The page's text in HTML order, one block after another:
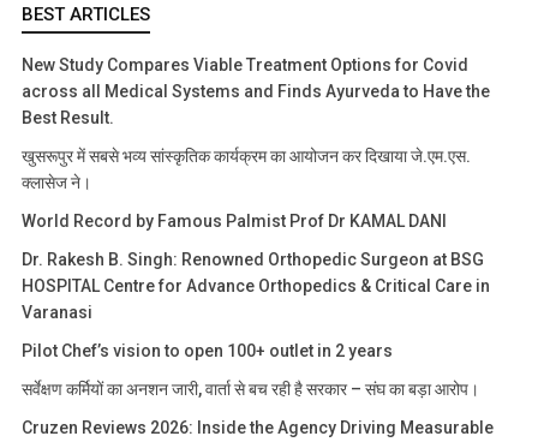
BEST ARTICLES
New Study Compares Viable Treatment Options for Covid
across all Medical Systems and Finds Ayurveda to Have the
Best Result.
खुसरूपुर में सबसे भव्य सांस्कृतिक कार्यक्रम का आयोजन कर दिखाया जे.एम.एस.
क्लासेज ने।
World Record by Famous Palmist Prof Dr KAMAL DANI
Dr. Rakesh B. Singh: Renowned Orthopedic Surgeon at BSG
HOSPITAL Centre for Advance Orthopedics & Critical Care in
Varanasi
Pilot Chef’s vision to open 100+ outlet in 2 years
सर्वेक्षण कर्मियों का अनशन जारी, वार्ता से बच रही है सरकार – संघ का बड़ा आरोप।
Cruzen Reviews 2026: Inside the Agency Driving Measurable